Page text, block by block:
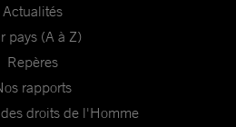
Actualités
pays (A à Z)
Repères
rapports
droits de l'Homme